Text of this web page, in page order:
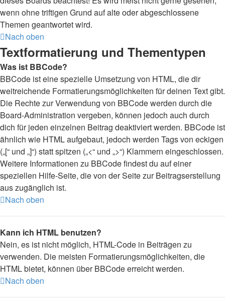
wenn ohne triftigen Grund auf alte oder abgeschlossene
Themen geantwortet wird.
Nach oben
Textformatierung und Thementypen
Was ist BBCode?
BBCode ist eine spezielle Umsetzung von HTML, die dir
weitreichende Formatierungsmöglichkeiten für deinen Text gibt.
Die Rechte zur Verwendung von BBCode werden durch die
Board-Administration vergeben, können jedoch auch durch
dich für jeden einzelnen Beitrag deaktiviert werden. BBCode ist
ähnlich wie HTML aufgebaut, jedoch werden Tags von eckigen
(„[“ und „]“) statt spitzen („<“ und „>“) Klammern eingeschlossen.
Weitere Informationen zu BBCode findest du auf einer
speziellen Hilfe-Seite, die von der Seite zur Beitragserstellung
aus zugänglich ist.
Nach oben
Kann ich HTML benutzen?
Nein, es ist nicht möglich, HTML-Code in Beiträgen zu
verwenden. Die meisten Formatierungsmöglichkeiten, die
HTML bietet, können über BBCode erreicht werden.
Nach oben